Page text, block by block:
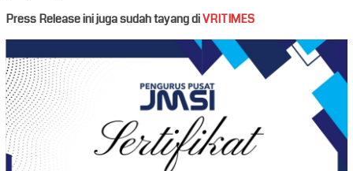
Press Release ini juga sudah tayang diVRITIMES